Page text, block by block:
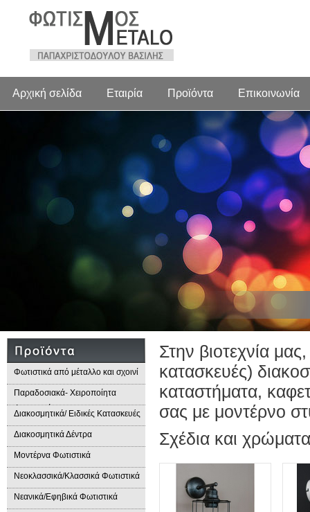
Αρχική σελίδα Εταιρία Προϊόντα Επικοινωνία
Φωτιστικά από μέταλλο και σχοινί
Παραδοσιακά- Χειροποίητα
Φωτιστικά
Διακοσμητικά/ Ειδικές Κατασκευές
Διακοσμητικά Δέντρα
Μοντέρνα Φωτιστικά
Νεοκλασσικά/Κλασσικά Φωτιστικά
Νεανικά/Εφηβικά Φωτιστικά
Στην βιοτεχνία
κατασκευές)
καταστήματα,
σας με μοντέρνο
Σχέδια και